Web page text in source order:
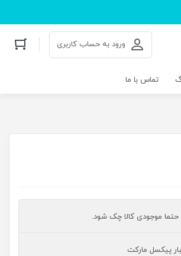
ورود به حساب کاربری
تماس با ما
حتما موجودی کالا چک شود.
پیکسل مارکت